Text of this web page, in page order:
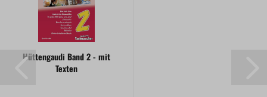
Hüttengaudi Band 2 - mit
Texten